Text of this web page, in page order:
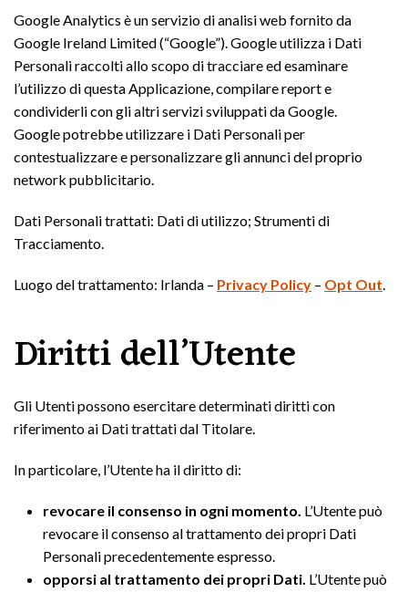
Google Analytics è un servizio di analisi web fornito da
Google Ireland Limited (“Google”). Google utilizza i Dati
Personali raccolti allo scopo di tracciare ed esaminare
l’utilizzo di questa Applicazione, compilare report e
condividerli con gli altri servizi sviluppati da Google.
Google potrebbe utilizzare i Dati Personali per
contestualizzare e personalizzare gli annunci del proprio
network pubblicitario.
Dati Personali trattati: Dati di utilizzo; Strumenti di
Tracciamento.
Luogo del trattamento: Irlanda – Privacy Policy – Opt Out.
Diritti dell’Utente
Gli Utenti possono esercitare determinati diritti con
riferimento ai Dati trattati dal Titolare.
In particolare, l’Utente ha il diritto di:
revocare il consenso in ogni momento. L’Utente può
revocare il consenso al trattamento dei propri Dati
Personali precedentemente espresso.
opporsi al trattamento dei propri Dati. L’Utente può